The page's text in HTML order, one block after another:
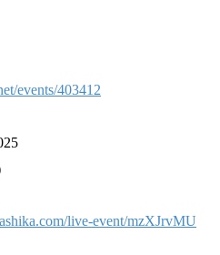
events/403412
live-event/mzXJrvMU